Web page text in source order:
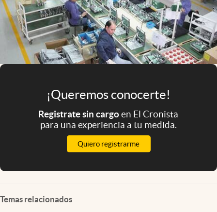
El Cronista Studio
Mediakit
abre en nueva pestaña
Argentina
¡Queremos conocerte!
Registrate sin cargoen El Cronista
para una experiencia a tu medida.
Quiero registrarme
Temas relacionados